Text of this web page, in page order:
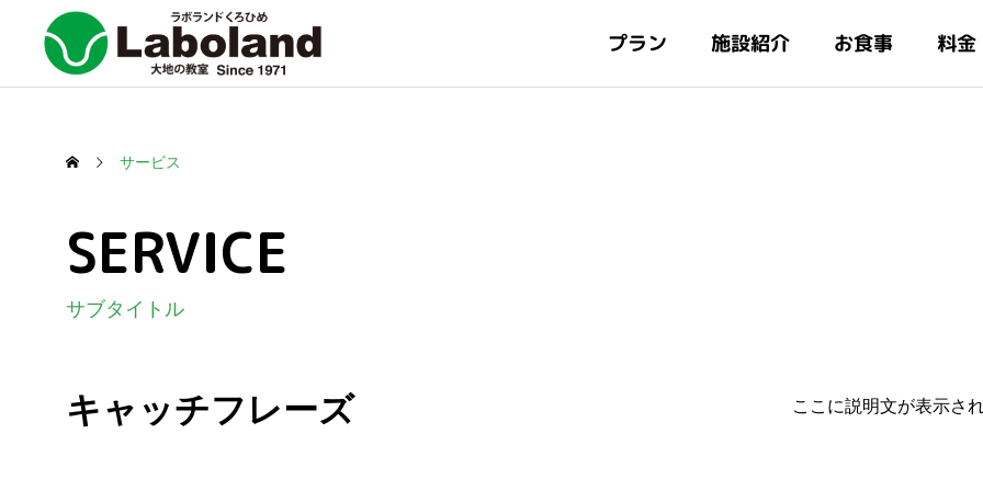
プラン 施設紹介 お食事 料金
サービス
SERVICE
サブタイトル
キャッチフレーズ ここに説明文が表示さ